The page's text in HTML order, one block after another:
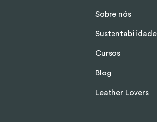
Sobre nós
Sustentabilidade
Cursos
Blog
Leather Lovers